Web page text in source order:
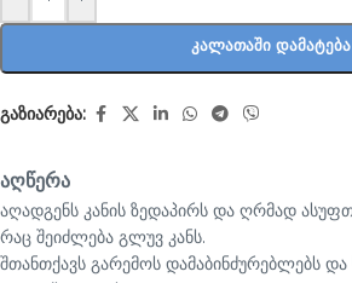
ᲙᲐᲚᲐᲗᲐᲨᲘ ᲓᲐᲛᲐᲢᲔᲑᲐ
გაზიარება:
აღწერა
აღადგენს კანის ზედაპირს და ღრმად
რაც შეიძლება გლუვ კანს.
შთანთქავს გარემოს დამაბინძურებლებს